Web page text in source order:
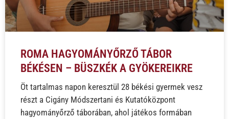
ROMA HAGYOMÁNYŐRZŐ TÁBOR
BÉKÉSEN – BÜSZKÉK A GYÖKEREIKRE
Öt tartalmas napon keresztül 28 békési gyermek vesz
részt a Cigány Módszertani és Kutatóközpont
hagyományőrző táborában, ahol játékos formában